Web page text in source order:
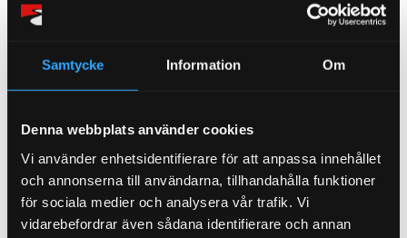
Samtycke Information Om
Denna webbplats använder cookies
Vi använder enhetsidentifierare för att anpassa innehållet
och annonserna till användarna, tillhandahålla funktioner
för sociala medier och analysera vår trafik. Vi
vidarebefordrar även sådana identifierare och annan
Lägg till i favoriter KÖP